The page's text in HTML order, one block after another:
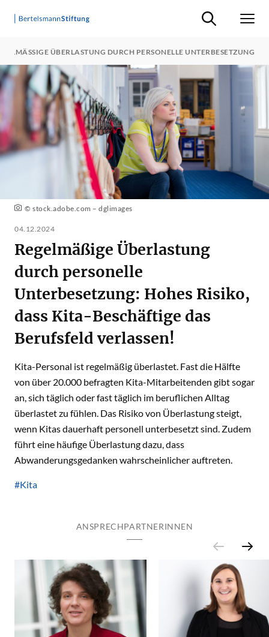
Suche ein-/
ÜBERLASTUNG DURCH PERSONELLE UNTERBESETZUNG
©️ stock.adobe.com – dglimages
04.12.2024
Regelmäßige Überlastung
durch personelle
Unterbesetzung: Hohes Risiko,
dass Kita-Beschäftige das
Berufsfeld verlassen!
Kita-Personal ist regelmäßig überlastet. Fast die Hälfte
von über 20.000 befragten Kita-Mitarbeitenden gibt sogar
an, sich täglich oder fast täglich im beruflichen Alltag
überlastet zu fühlen. Das Risiko von Überlastung steigt,
wenn Kitas dauerhaft personell unterbesetzt sind. Zudem
führt eine häufige Überlastung dazu, dass
Abwanderungsgedanken wahrscheinlicher auftreten.
#Kita
ANSPRECHPARTNERINNEN